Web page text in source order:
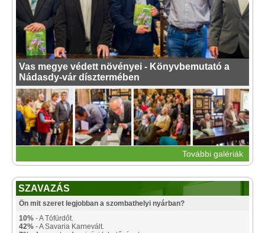
Vas megye védett növényei - Könyvbemutató a
Nádasdy-vár dísztermében
További galériák
SZAVAZÁS
Ön mit szeret legjobban a szombathelyi nyárban?
10% - A Tófürdőt.
42% - A Savaria Karnevált.